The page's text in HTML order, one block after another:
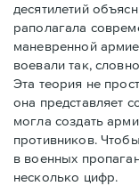
десятилетий
раполагала
маневренной
воевали так,
Эта теория не
она представляет
могла создать
противников.
в военных
несколько цифр.